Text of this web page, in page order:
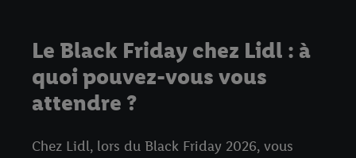
Le Black Friday chez Lidl : à
quoi pouvez-vous vous
attendre ?
Chez Lidl, lors du Black Friday 2026, vous